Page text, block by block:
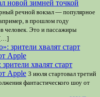
новой зимней точкой
речной вокзал — популярное
в прошлом году
человек. Это и пассажиры
[…]
хвалят старт
Apple 3 июля стартовал третий
фантастического шоу от